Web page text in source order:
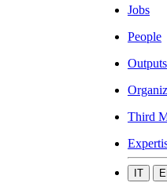
Jobs
People
Outputs
Third
IT